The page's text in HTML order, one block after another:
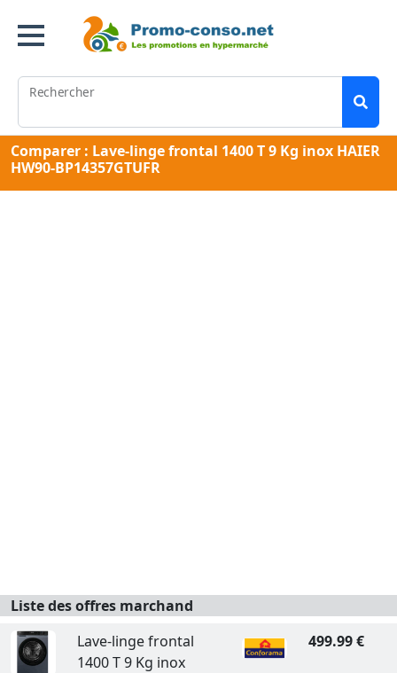
Rechercher
Comparer : Lave-linge frontal 1400 T 9 Kg inox HAIER
HW90-BP14357GTUFR
Liste des offres marchand
Lave-linge frontal
1400 T 9 Kg inox
499.99 €